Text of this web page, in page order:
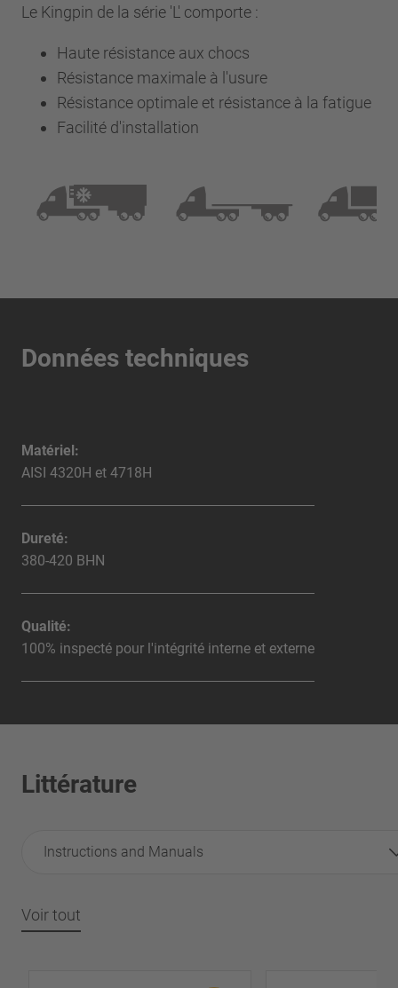
Le Kingpin de la série 'L' comporte :
Haute résistance aux chocs
Résistance maximale à l'usure
Résistance optimale et résistance à la fatigue
Facilité d'installation
Données techniques
Matériel:
AISI 4320H et 4718H
Dureté:
380-420 BHN
Qualité:
100% inspecté pour l'intégrité interne et externe
Littérature
Instructions and Manuals
Voir tout